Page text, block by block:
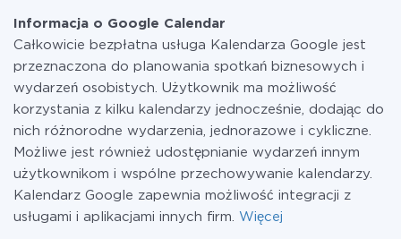
Informacja o Google Calendar
Całkowicie bezpłatna usługa Kalendarza Google jest
przeznaczona do planowania spotkań biznesowych i
wydarzeń osobistych. Użytkownik ma możliwość
korzystania z kilku kalendarzy jednocześnie, dodając do
nich różnorodne wydarzenia, jednorazowe i cykliczne.
Możliwe jest również udostępnianie wydarzeń innym
użytkownikom i wspólne przechowywanie kalendarzy.
Kalendarz Google zapewnia możliwość integracji z
usługami i aplikacjami innych firm. Więcej